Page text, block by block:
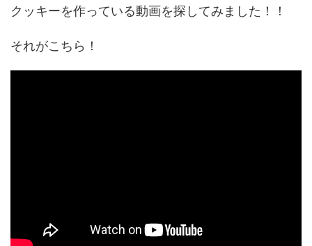
クッキーを作っている動画を探してみました！！
それがこちら！